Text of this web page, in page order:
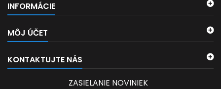
INFORMÁCIE
MÔJ ÚČET
KONTAKTUJTE NÁS
ZASIELANIE NOVINIEK